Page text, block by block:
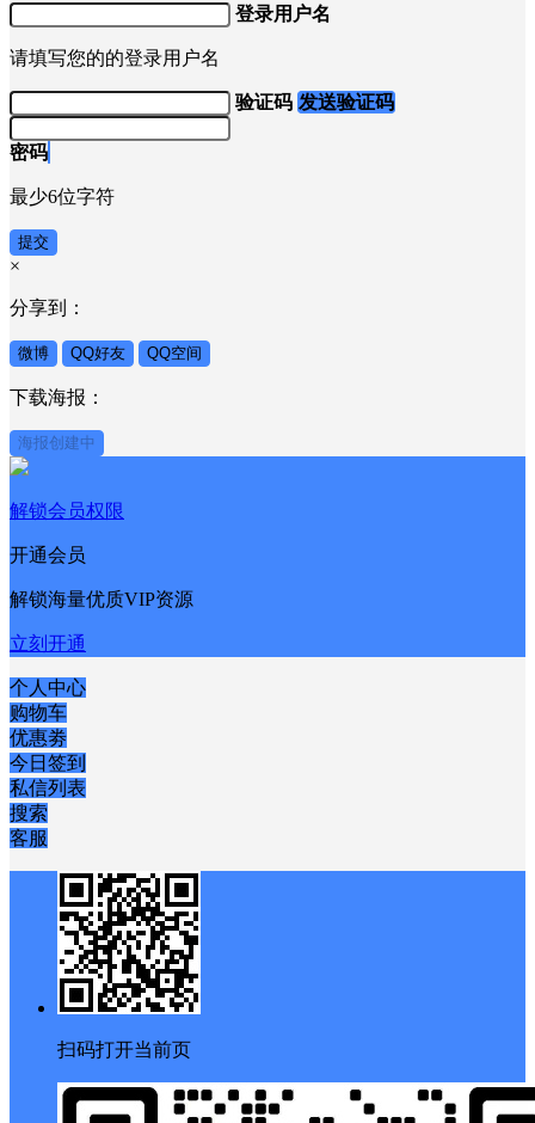
登录用户名
请填写您的的登录用户名
验证码 发送验证码
密码
最少6位字符
提交
×
分享到：
微博 QQ好友 QQ空间
下载海报：
海报创建中
解锁会员权限
开通会员
解锁海量优质VIP资源
立刻开通
个人中心
购物车
优惠劵
今日签到
私信列表
搜索
客服
扫码打开当前页